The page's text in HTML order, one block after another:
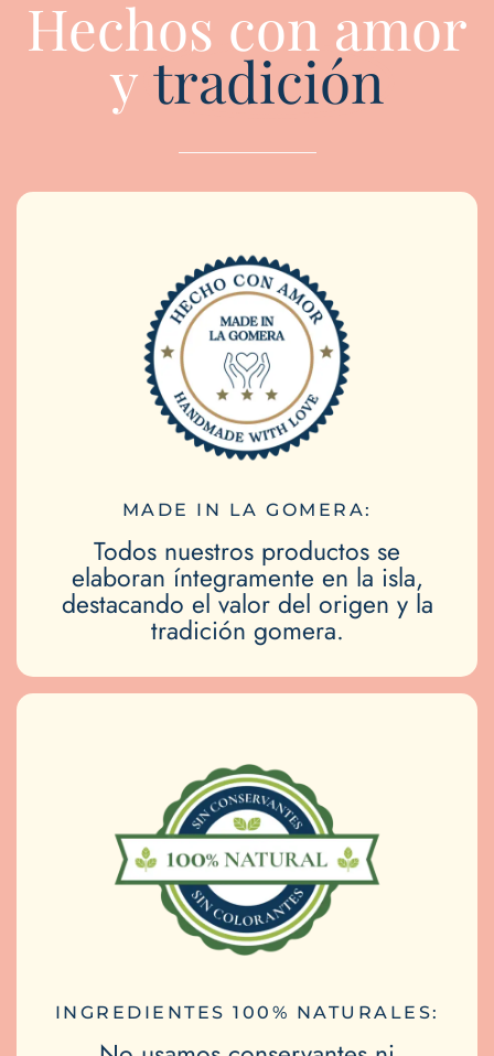
Hechos con amor
y tradición
MADE IN LA GOMERA:
Todos nuestros productos se
elaboran íntegramente en la isla,
destacando el valor del origen y la
tradición gomera.
INGREDIENTES 100% NATURALES: